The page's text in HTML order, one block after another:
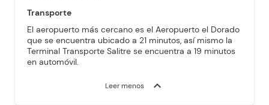
Transporte
El aeropuerto más cercano es el Aeropuerto el Dorado
que se encuentra ubicado a 21 minutos, así mismo la
Terminal Transporte Salitre se encuentra a 19 minutos
en automóvil.
Leer menos expand_more